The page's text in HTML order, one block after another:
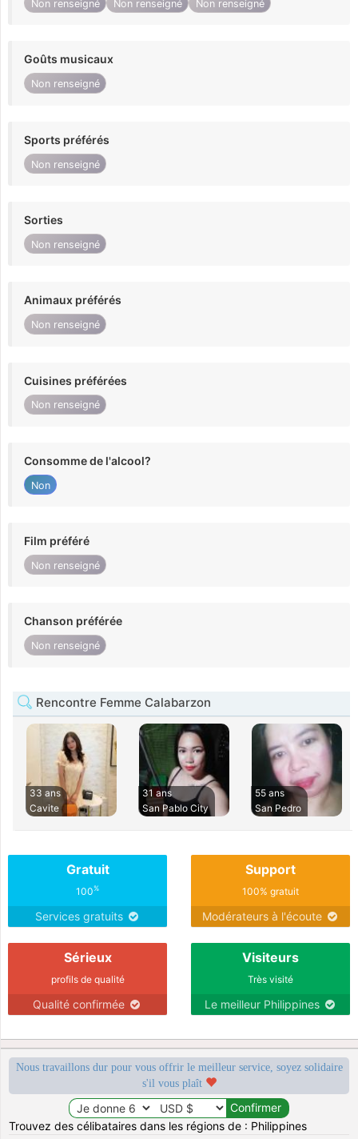
Non renseigné Non renseigné Non renseigné
Goûts musicaux
Non renseigné
Sports préférés
Non renseigné
Sorties
Non renseigné
Animaux préférés
Non renseigné
Cuisines préférées
Non renseigné
Consomme de l'alcool?
Non
Film préféré
Non renseigné
Chanson préférée
Non renseigné
Rencontre Femme Calabarzon
33 ans
Cavite
31 ans
San Pablo City
55 ans
San Pedro
Gratuit
100%
Services gratuits
Support
100% gratuit
Modérateurs à l'écoute
Sérieux
profils de qualité
Qualité confirmée
Visiteurs
Très visité
Le meilleur Philippines
Nous travaillons dur pour vous offrir le meilleur service, soyez solidaire
s'il vous plaît
Trouvez des célibataires dans les régions de : Philippines